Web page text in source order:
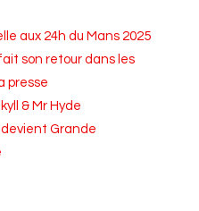
aux 24h du Mans 2025
son retour dans les
presse
& Mr Hyde
devient Grande